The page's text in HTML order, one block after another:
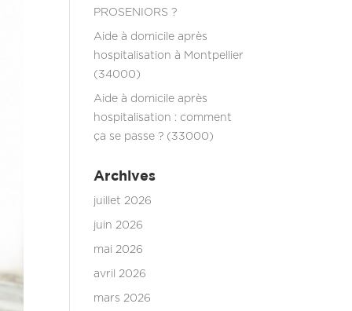
PROSENIORS ?
Aide à domicile après
hospitalisation à Montpellier
(34000)
Aide à domicile après
hospitalisation : comment
ça se passe ? (33000)
Archives
juillet 2026
juin 2026
mai 2026
avril 2026
mars 2026